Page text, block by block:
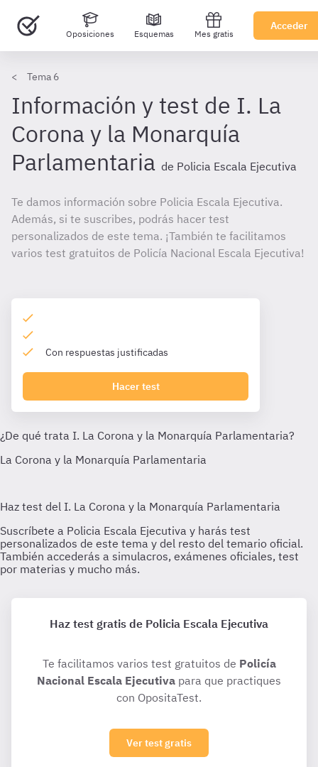
Oposiciones Esquemas Mes gratis
Acceder
Tema 6
Información y test de I. La
Corona y la Monarquía
Parlamentaria de Policia Escala Ejecutiva
Te damos información sobre Policia Escala Ejecutiva.
Además, si te suscribes, podrás hacer test
personalizados de este tema. ¡También te facilitamos
varios test gratuitos de Policía Nacional Escala Ejecutiva!
Con respuestas justificadas
Hacer test
Haz test gratis de Policia Escala Ejecutiva
Te facilitamos varios test gratuitos de Policía
Nacional Escala Ejecutiva para que practiques
con OpositaTest.
Ver test gratis